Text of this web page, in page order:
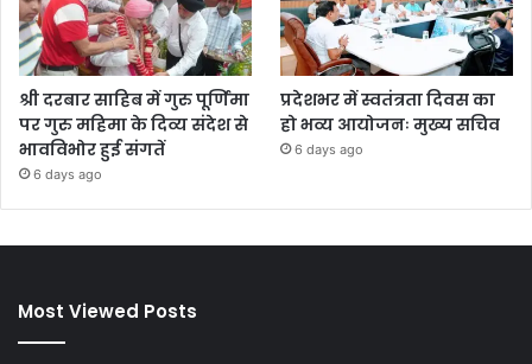
श्री दरबार साहिब में गुरु पूर्णिमा
पर गुरु महिमा के दिव्य संदेश से
भावविभोर हुई संगतें
6 days ago
प्रदेशभर में स्वतंत्रता दिवस का
हो भव्य आयोजनः मुख्य सचिव
6 days ago
Most Viewed Posts